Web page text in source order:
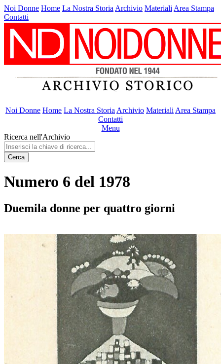
Noi Donne Home La Nostra Storia Archivio Materiali Area Stampa
Contatti
Noi Donne Home La Nostra Storia Archivio Materiali Area Stampa
Contatti
Menu
Ricerca nell'Archivio
Cerca
Numero 6 del 1978
Duemila donne per quattro giorni